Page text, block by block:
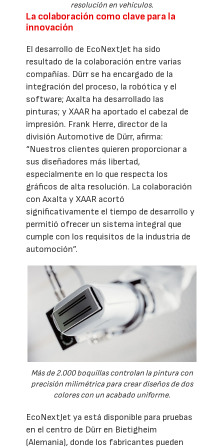
resolución en vehículos.
La colaboración como clave para la
innovación
El desarrollo de EcoNextJet ha sido
resultado de la colaboración entre varias
compañías. Dürr se ha encargado de la
integración del proceso, la robótica y el
software; Axalta ha desarrollado las
pinturas; y XAAR ha aportado el cabezal de
impresión. Frank Herre, director de la
división Automotive de Dürr, afirma:
“Nuestros clientes quieren proporcionar a
sus diseñadores más libertad,
especialmente en lo que respecta los
gráficos de alta resolución. La colaboración
con Axalta y XAAR acortó
significativamente el tiempo de desarrollo y
permitió ofrecer un sistema integral que
cumple con los requisitos de la industria de
automoción”.
Más de 2.000 boquillas controlan la pintura con
precisión milimétrica para crear diseños de dos
colores con un acabado uniforme.
EcoNextJet ya está disponible para pruebas
en el centro de Dürr en Bietigheim
(Alemania), donde los fabricantes pueden